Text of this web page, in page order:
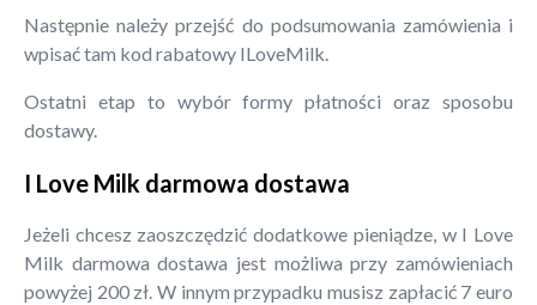
Następnie należy przejść do podsumowania zamówienia i
wpisać tam kod rabatowy ILoveMilk.
Ostatni etap to wybór formy płatności oraz sposobu
dostawy.
I Love Milk darmowa dostawa
Jeżeli chcesz zaoszczędzić dodatkowe pieniądze, w I Love
Milk darmowa dostawa jest możliwa przy zamówieniach
powyżej 200 zł. W innym przypadku musisz zapłacić 7 euro